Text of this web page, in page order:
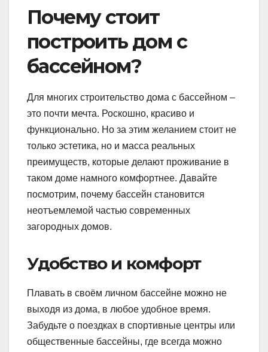
Почему стоит
построить дом с
бассейном?
Для многих строительство дома с бассейном –
это почти мечта. Роскошно, красиво и
функционально. Но за этим желанием стоит не
только эстетика, но и масса реальных
преимуществ, которые делают проживание в
таком доме намного комфортнее. Давайте
посмотрим, почему бассейн становится
неотъемлемой частью современных
загородных домов.
Удобство и комфорт
Плавать в своём личном бассейне можно не
выходя из дома, в любое удобное время.
Забудьте о поездках в спортивные центры или
общественные бассейны, где всегда можно